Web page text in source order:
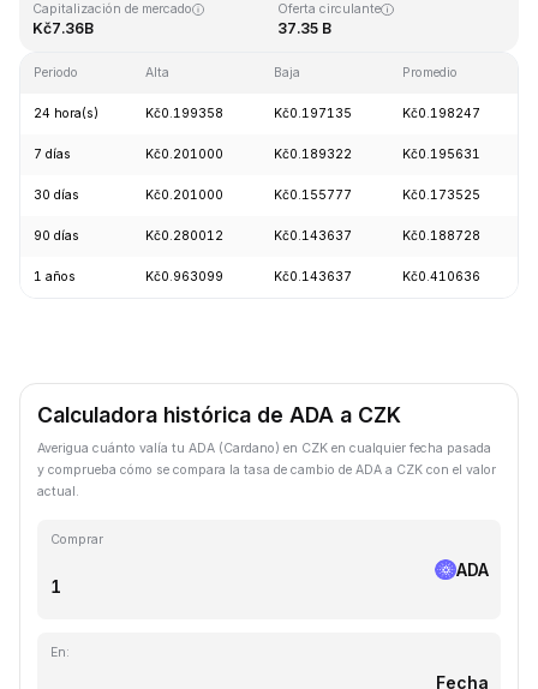
Capitalización de mercado
Kč7.36B
Oferta circulante
37.35 B
Periodo Alta Baja Promedio
24 hora(s) Kč0.199358 Kč0.197135 Kč0.198247
7 días Kč0.201000 Kč0.189322 Kč0.195631
30 días Kč0.201000 Kč0.155777 Kč0.173525
90 días Kč0.280012 Kč0.143637 Kč0.188728
1 años Kč0.963099 Kč0.143637 Kč0.410636
Calculadora histórica de ADA a CZK
Averigua cuánto valía tu ADA (Cardano) en CZK en cualquier fecha pasada
y comprueba cómo se compara la tasa de cambio de ADA a CZK con el valor
actual.
Comprar
ADA
En:
Fecha